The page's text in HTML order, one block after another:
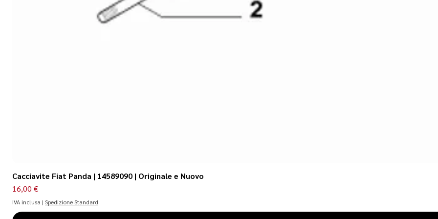
Cacciavite Fiat Panda | 14589090 | Originale e Nuovo
Prezzo
16,00 €
IVA inclusa | Spedizione Standard